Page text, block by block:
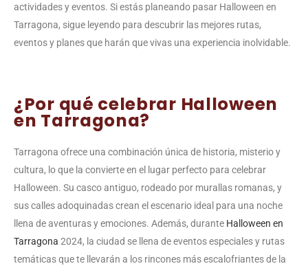
actividades y eventos. Si estás planeando pasar Halloween en
Tarragona, sigue leyendo para descubrir las mejores rutas,
eventos y planes que harán que vivas una experiencia inolvidable.
¿Por qué celebrar Halloween
en Tarragona?
Tarragona ofrece una combinación única de historia, misterio y
cultura, lo que la convierte en el lugar perfecto para celebrar
Halloween. Su casco antiguo, rodeado por murallas romanas, y
sus calles adoquinadas crean el escenario ideal para una noche
llena de aventuras y emociones. Además, durante Halloween en
Tarragona 2024, la ciudad se llena de eventos especiales y rutas
temáticas que te llevarán a los rincones más escalofriantes de la